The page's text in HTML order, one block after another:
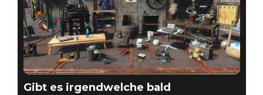
Gibt es irgendwelche bald